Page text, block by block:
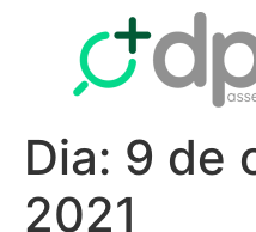
Dia: 9 de
2021